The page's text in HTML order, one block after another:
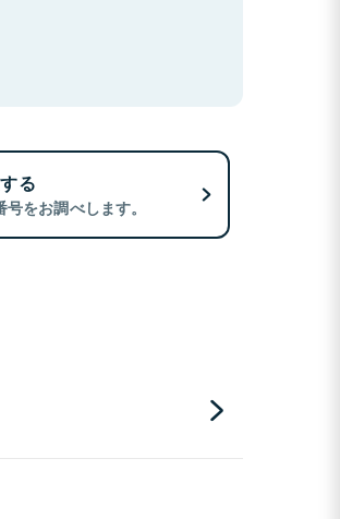
る
をお調べします。